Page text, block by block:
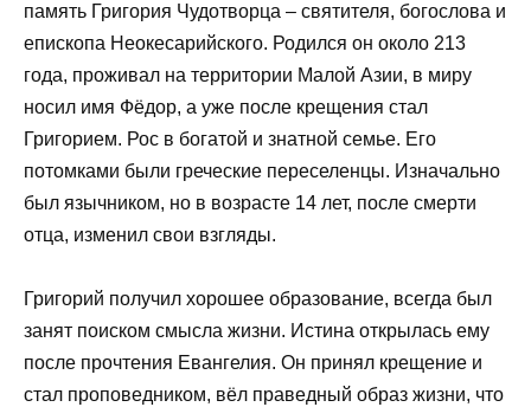
память Григория Чудотворца – святителя, богослова и
епископа Неокесарийского. Родился он около 213
года, проживал на территории Малой Азии, в миру
носил имя Фёдор, а уже после крещения стал
Григорием. Рос в богатой и знатной семье. Его
потомками были греческие переселенцы. Изначально
был язычником, но в возрасте 14 лет, после смерти
отца, изменил свои взгляды.
Григорий получил хорошее образование, всегда был
занят поиском смысла жизни. Истина открылась ему
после прочтения Евангелия. Он принял крещение и
стал проповедником, вёл праведный образ жизни, что